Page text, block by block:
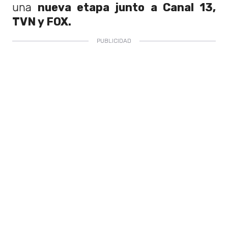
una nueva etapa junto a Canal 13,
TVN y FOX.